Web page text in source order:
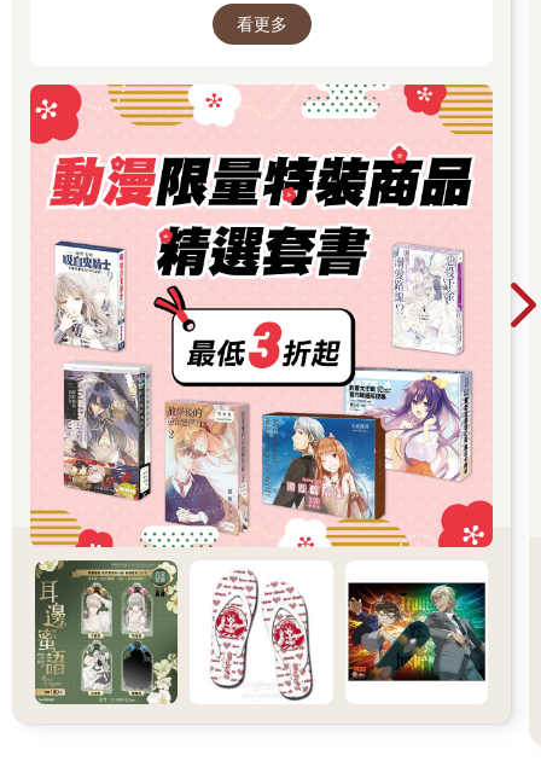
「聽到了嗎？人家不想理妳，沒事快滾，回去吃妳的豪華大餐
面的跟班個個表情扭曲，一副想要罵人的樣子。
「真遺憾，因為某人的關係，看來我們沒辦法好好說話。下次有
空，歡迎你來參加我的茶會，保證不會有閒雜人等的干擾。」
「誰是閒雜人等啊！」
「哎呀，會是誰呢？哦呵呵呵呵呵——！」
司馬幽蘭一邊發出非常符合反派千金的笑聲，一邊翩然離開。她
身後的跟班莫不露出崇拜的表情。李子璇用力瞪著司馬幽蘭的背
影，然後突然用力嘖了一聲。
「……輸了。」
「什麼輸了？」
「事件啊，這一場被她贏走了。」
申尚平一臉不解地看著李子璇，後者輕輕嘆了一口氣。
「你以為我們兩個剛剛在幹嘛？」
「……吵架？」
「對了一半。我們在吵架，同時也在解決事件。」
「什麼事件？哪來的事件？」
申尚平訝異地左右張望，教室裡看起來一切正常。
「我們使徒可以感覺到『事件』。剛才本來還好好的，可是司馬
幽蘭一過來，那股感覺就出現了。」
「……所以呢？事件出現了，所以妳們必須吵架？」
申尚平還是搞不太懂李子璇的意思。
「這樣說吧，你不覺得我剛才很沒禮貌嗎？」
申尚平猶豫了一下，然後點頭。
李子璇與司馬幽蘭其實並不熟，兩人幾乎從沒說過話。一般說
看更多